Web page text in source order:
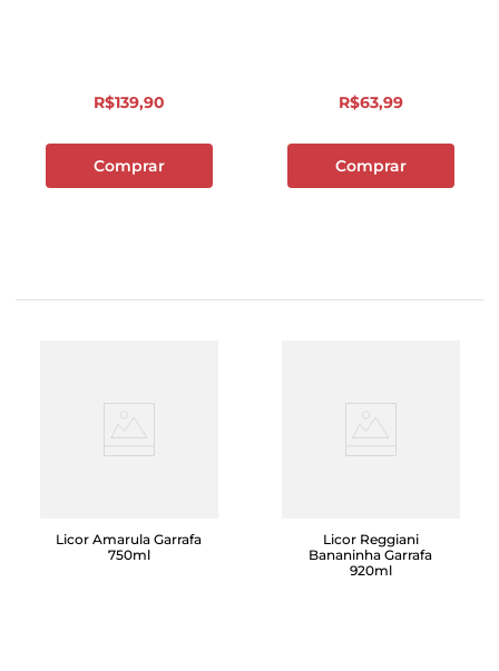
R$139,90
Comprar
R$63,99
Comprar
Licor Amarula Garrafa
750ml
Licor Reggiani
Bananinha Garrafa
920ml